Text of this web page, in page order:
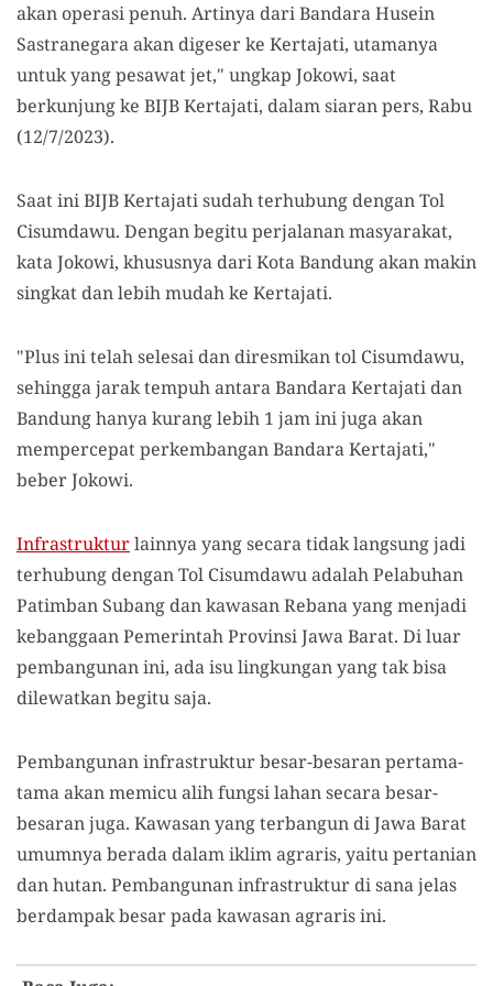
akan operasi penuh. Artinya dari Bandara Husein
Sastranegara akan digeser ke Kertajati, utamanya
untuk yang pesawat jet," ungkap Jokowi, saat
berkunjung ke BIJB Kertajati, dalam siaran pers, Rabu
(12/7/2023).
Saat ini BIJB Kertajati sudah terhubung dengan Tol
Cisumdawu. Dengan begitu perjalanan masyarakat,
kata Jokowi, khususnya dari Kota Bandung akan makin
singkat dan lebih mudah ke Kertajati.
"Plus ini telah selesai dan diresmikan tol Cisumdawu,
sehingga jarak tempuh antara Bandara Kertajati dan
Bandung hanya kurang lebih 1 jam ini juga akan
mempercepat perkembangan Bandara Kertajati,"
beber Jokowi.
Infrastrukturlainnya yang secara tidak langsung jadi
terhubung dengan Tol Cisumdawu adalah Pelabuhan
Patimban Subang dan kawasan Rebana yang menjadi
kebanggaan Pemerintah Provinsi Jawa Barat. Di luar
pembangunan ini, ada isu lingkungan yang tak bisa
dilewatkan begitu saja.
Pembangunan infrastruktur besar-besaran pertama-
tama akan memicu alih fungsi lahan secara besar-
besaran juga. Kawasan yang terbangun di Jawa Barat
umumnya berada dalam iklim agraris, yaitu pertanian
dan hutan. Pembangunan infrastruktur di sana jelas
berdampak besar pada kawasan agraris ini.